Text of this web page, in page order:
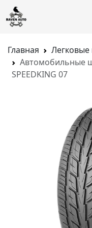
Главная
Автомобильные
SPEEDKING 07